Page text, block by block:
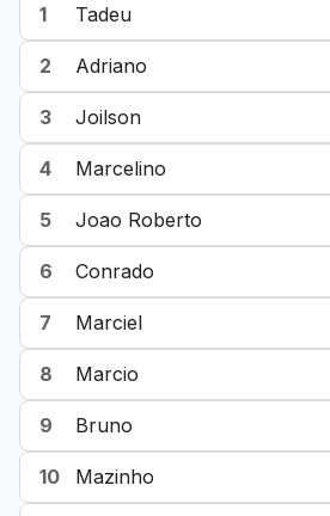
1 Tadeu
2 Adriano
3 Joilson
4 Marcelino
5 Joao Roberto
6 Conrado
7 Marciel
8 Marcio
9 Bruno
10 Mazinho